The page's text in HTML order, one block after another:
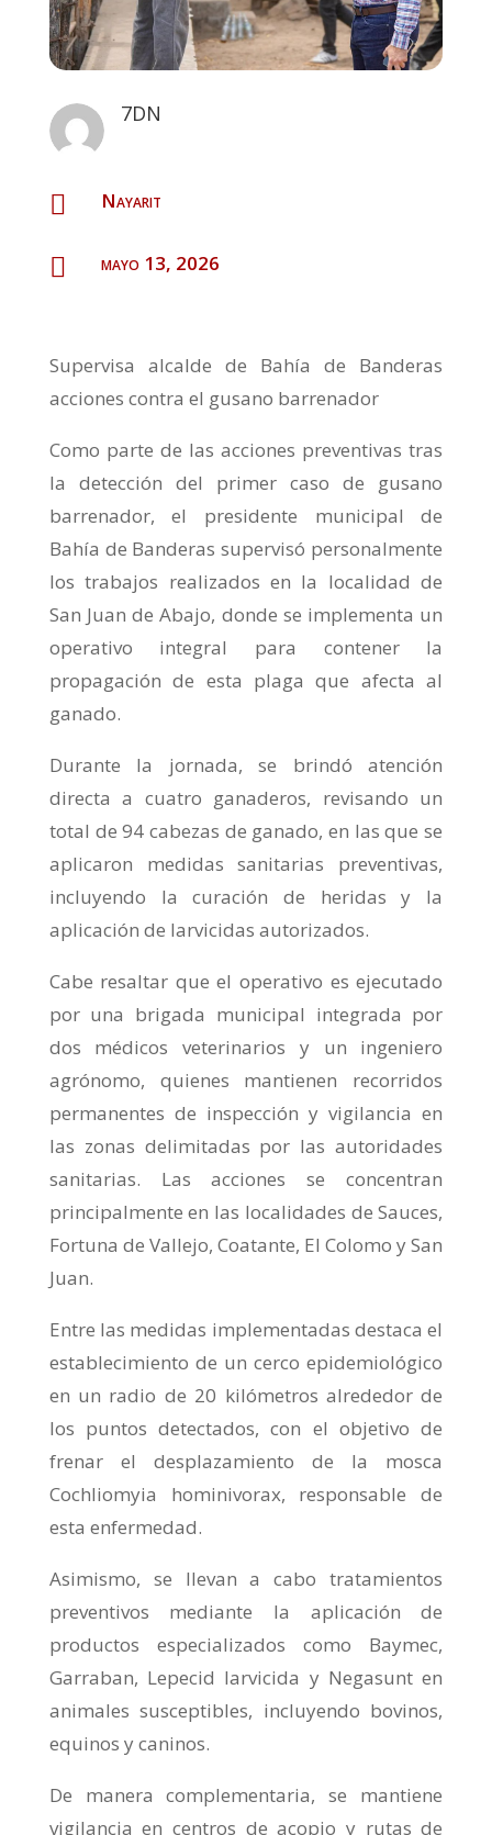
7DN
 Nayarit
 mayo 13, 2026
Supervisa alcalde de Bahía de Banderas
acciones contra el gusano barrenador
Como parte de las acciones preventivas tras
la detección del primer caso de gusano
barrenador, el presidente municipal de
Bahía de Banderas supervisó personalmente
los trabajos realizados en la localidad de
San Juan de Abajo, donde se implementa un
operativo integral para contener la
propagación de esta plaga que afecta al
ganado.
Durante la jornada, se brindó atención
directa a cuatro ganaderos, revisando un
total de 94 cabezas de ganado, en las que se
aplicaron medidas sanitarias preventivas,
incluyendo la curación de heridas y la
aplicación de larvicidas autorizados.
Cabe resaltar que el operativo es ejecutado
por una brigada municipal integrada por
dos médicos veterinarios y un ingeniero
agrónomo, quienes mantienen recorridos
permanentes de inspección y vigilancia en
las zonas delimitadas por las autoridades
sanitarias. Las acciones se concentran
principalmente en las localidades de Sauces,
Fortuna de Vallejo, Coatante, El Colomo y San
Juan.
Entre las medidas implementadas destaca el
establecimiento de un cerco epidemiológico
en un radio de 20 kilómetros alrededor de
los puntos detectados, con el objetivo de
frenar el desplazamiento de la mosca
Cochliomyia hominivorax, responsable de
esta enfermedad.
Asimismo, se llevan a cabo tratamientos
preventivos mediante la aplicación de
productos especializados como Baymec,
Garraban, Lepecid larvicida y Negasunt en
animales susceptibles, incluyendo bovinos,
equinos y caninos.
De manera complementaria, se mantiene
vigilancia en centros de acopio y rutas de